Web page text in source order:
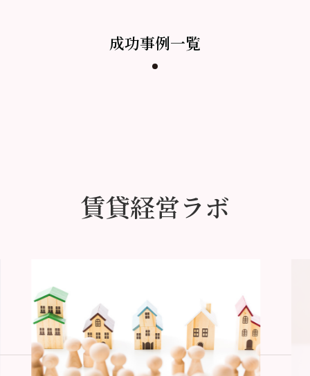
成功事例一覧
賃貸経営ラボ